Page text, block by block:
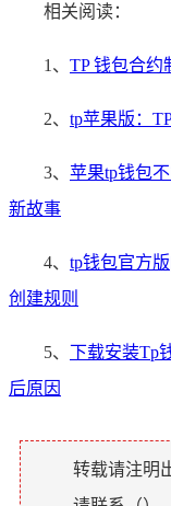
相关阅读：
1、 TP 钱包合约
2、 tp苹果版：
3、 苹果tp钱包
新故事
4、 tp钱包官方
创建规则
5、 下载安装Tp
后原因
转载请注明